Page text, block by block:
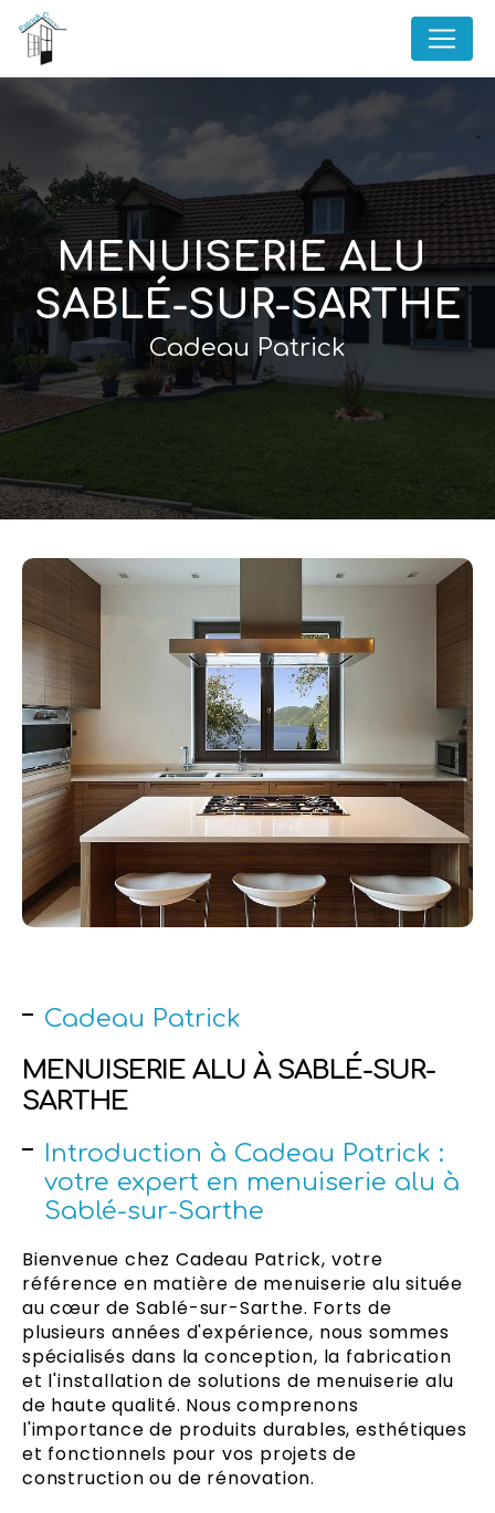
MENUISERIE ALU
SABLÉ-SUR-SARTHE
Cadeau Patrick
Cadeau Patrick
MENUISERIE ALU À SABLÉ-SUR-
SARTHE
Introduction à Cadeau Patrick :
votre expert en menuiserie alu à
Sablé-sur-Sarthe
Bienvenue chez Cadeau Patrick, votre
référence en matière de menuiserie alu située
au cœur de Sablé-sur-Sarthe. Forts de
plusieurs années d'expérience, nous sommes
spécialisés dans la conception, la fabrication
et l'installation de solutions de menuiserie alu
de haute qualité. Nous comprenons
l'importance de produits durables, esthétiques
et fonctionnels pour vos projets de
construction ou de rénovation.
Panneau de gestion des cookies